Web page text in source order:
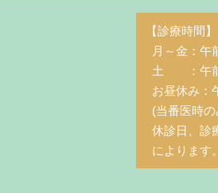
【診療時間】
月～金：午
土 ：午前
お昼休み：
(当番医時
休診日、診
によります。